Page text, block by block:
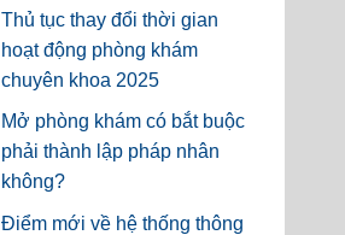
Thủ tục thay đổi thời gian
hoạt động phòng khám
chuyên khoa 2025
Mở phòng khám có bắt buộc
phải thành lập pháp nhân
không?
Điểm mới về hệ thống thông